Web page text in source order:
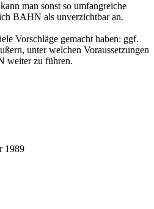
man sonst so umfangreiche
BAHN als unverzichtbar an.
Vorschläge gemacht haben: ggf.
unter welchen Voraussetzungen
weiter zu führen.
1989